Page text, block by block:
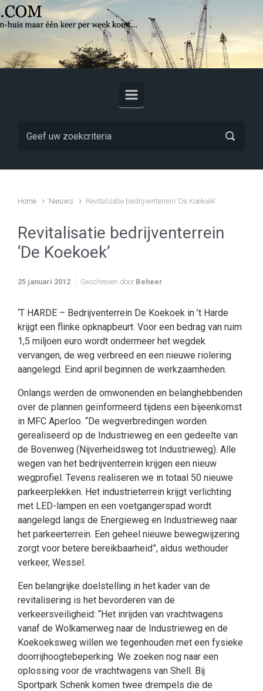
Skip to main content
Home Nieuws Revitalisatie bedrijventerrein ‘De Koekoek’
Revitalisatie bedrijventerrein
‘De Koekoek’
25 januari 2012 Geschreven door Beheer
‘T HARDE – Bedrijventerrein De Koekoek in ’t Harde
krijgt een flinke opknapbeurt. Voor een bedrag van ruim
1,5 miljoen euro wordt ondermeer het wegdek
vervangen, de weg verbreed en een nieuwe riolering
aangelegd. Eind april beginnen de werkzaamheden.
Onlangs werden de omwonenden en belanghebbenden
over de plannen geïnformeerd tijdens een bijeenkomst
in MFC Aperloo. “De wegverbredingen worden
gerealiseerd op de Industrieweg en een gedeelte van
de Bovenweg (Nijverheidsweg tot Industrieweg). Alle
wegen van het bedrijventerrein krijgen een nieuw
wegprofiel. Tevens realiseren we in totaal 50 nieuwe
parkeerplekken. Het industrieterrein krijgt verlichting
met LED-lampen en een voetgangerspad wordt
aangelegd langs de Energieweg en Industrieweg naar
het parkeerterrein. Een geheel nieuwe bewegwijzering
zorgt voor betere bereikbaarheid”, aldus wethouder
verkeer, Wessel.
Een belangrijke doelstelling in het kader van de
revitalisering is het bevorderen van de
verkeersveiligheid: “Het inrijden van vrachtwagens
vanaf de Wolkamerweg naar de Industrieweg en de
Koekoeksweg willen we tegenhouden met een fysieke
doorrijhoogtebeperking. We zoeken nog naar een
oplossing voor de vrachtwagens van Shell. Bij
Sportpark Schenk komen twee drempels die de